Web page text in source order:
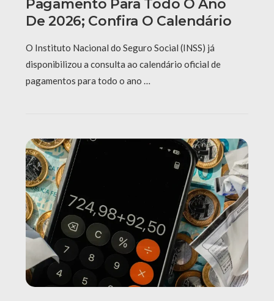
Pagamento Para Todo O Ano
De 2026; Confira O Calendário
O Instituto Nacional do Seguro Social (INSS) já
disponibilizou a consulta ao calendário oficial de
pagamentos para todo o ano …